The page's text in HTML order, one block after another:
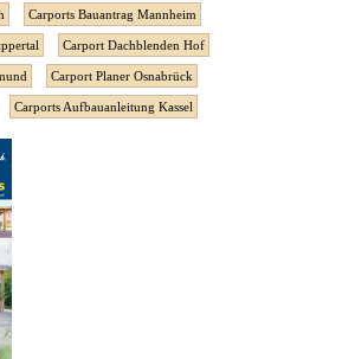
Carports Bauantrag Mannheim
Carport Dachblenden Hof
Carport Planer Osnabrück
Carports Aufbauanleitung Kassel